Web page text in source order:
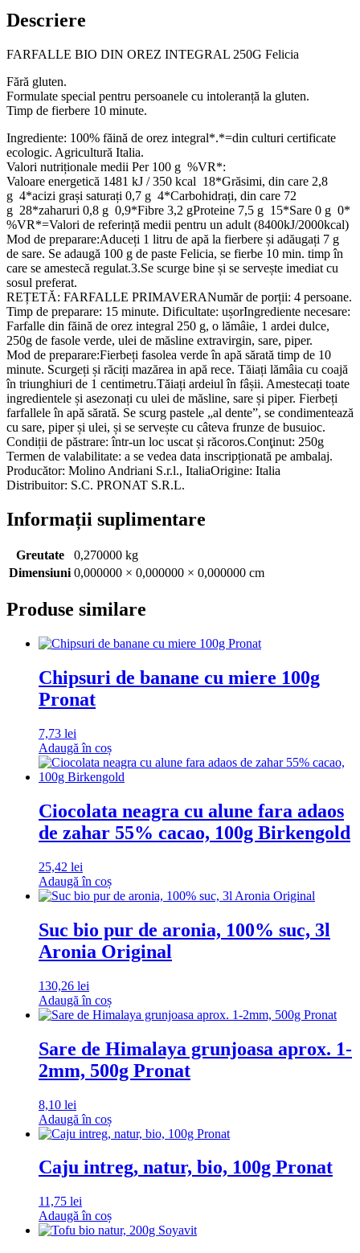
Descriere
FARFALLE BIO DIN OREZ INTEGRAL 250G Felicia
Fără gluten.
Formulate special pentru persoanele cu intoleranță la gluten.
Timp de fierbere 10 minute.
Ingrediente: 100% făină de orez integral*.*=din culturi certificate
ecologic. Agricultură Italia.
Valori nutriționale medii Per 100 g %VR*:
Valoare energetică 1481 kJ / 350 kcal 18*Grăsimi, din care 2,8
g 4*acizi grași saturați 0,7 g 4*Carbohidrați, din care 72
g 28*zaharuri 0,8 g 0,9*Fibre 3,2 gProteine 7,5 g 15*Sare 0 g 0*
%VR*=Valori de referință medii pentru un adult (8400kJ/2000kcal)
Mod de preparare:Aduceți 1 litru de apă la fierbere și adăugați 7 g
de sare. Se adaugă 100 g de paste Felicia, se fierbe 10 min. timp în
care se amestecă regulat.3.Se scurge bine și se servește imediat cu
sosul preferat.
REȚETĂ: FARFALLE PRIMAVERANumăr de porții: 4 persoane.
Timp de preparare: 15 minute. Dificultate: ușorIngrediente necesare:
Farfalle din făină de orez integral 250 g, o lămâie, 1 ardei dulce,
250g de fasole verde, ulei de măsline extravirgin, sare, piper.
Mod de preparare:Fierbeți fasolea verde în apă sărată timp de 10
minute. Scurgeți și răciți mazărea in apă rece. Tăiați lămâia cu coajă
în triunghiuri de 1 centimetru.Tăiați ardeiul în fâșii. Amestecați toate
ingredientele și asezonați cu ulei de măsline, sare și piper. Fierbeți
farfallele în apă sărată. Se scurg pastele „al dente”, se condimentează
cu sare, piper și ulei, și se servește cu câteva frunze de busuioc.
Condiții de păstrare: într-un loc uscat și răcoros.Conţinut: 250g
Termen de valabilitate: a se vedea data inscripționată pe ambalaj.
Producător: Molino Andriani S.r.l., ItaliaOrigine: Italia
Distribuitor: S.C. PRONAT S.R.L.
Informații suplimentare
Greutate
0,270000 kg
Dimensiuni 0,000000 × 0,000000 × 0,000000 cm
Produse similare
Chipsuri de banane cu miere 100g
Pronat
7,73 lei
Adaugă în coș
Ciocolata neagra cu alune fara adaos
de zahar 55% cacao, 100g Birkengold
25,42 lei
Adaugă în coș
Suc bio pur de aronia, 100% suc, 3l
Aronia Original
130,26 lei
Adaugă în coș
Sare de Himalaya grunjoasa aprox. 1-
2mm, 500g Pronat
8,10 lei
Adaugă în coș
Caju intreg, natur, bio, 100g Pronat
11,75 lei
Adaugă în coș